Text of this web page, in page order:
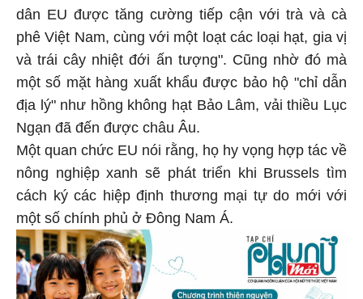
dân EU được tăng cường tiếp cận với trà và cà
phê Việt Nam, cùng với một loạt các loại hạt, gia vị
và trái cây nhiệt đới ấn tượng". Cũng nhờ đó mà
một số mặt hàng xuất khẩu được bảo hộ "chỉ dẫn
địa lý" như hồng không hạt Bảo Lâm, vải thiều Lục
Ngạn đã đến được châu Âu.
Một quan chức EU nói rằng, họ hy vọng hợp tác về
nông nghiệp xanh sẽ phát triển khi Brussels tìm
cách ký các hiệp định thương mại tự do mới với
một số chính phủ ở Đông Nam Á.